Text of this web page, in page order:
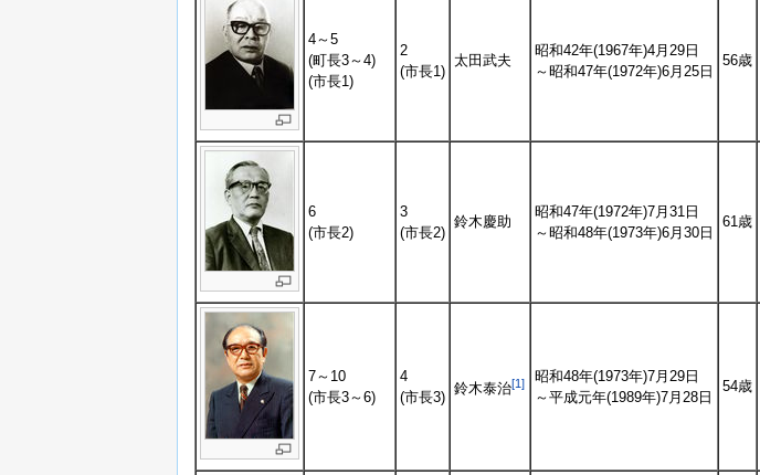
4～5
(町長3～4)
(市長1)
2
(市長1)
太田武夫
昭和42年(1967年)4月29日
～昭和47年(1972年)6月25日
56歳
6
(市長2)
3
(市長2)
鈴木慶助
昭和47年(1972年)7月31日
～昭和48年(1973年)6月30日
61歳
7～10
(市長3～6)
4
(市長3)
鈴木泰治[1]
昭和48年(1973年)7月29日
～平成元年(1989年)7月28日
54歳